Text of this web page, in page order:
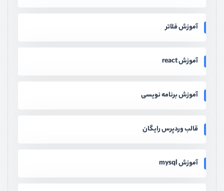
آموزش فلاتر
آموزش react
آموزش برنامه نویسی
قالب وردپرس رایگان
آموزش mysql